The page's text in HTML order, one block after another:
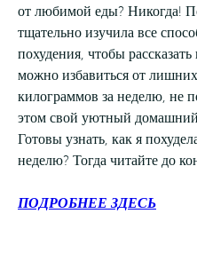
от любимой еды? Никогда!
тщательно изучила все
похудения, чтобы рассказать
можно избавиться от лишних
килограммов за неделю, не
этом свой уютный
Готовы узнать, как я
неделю? Тогда читайте до
ПОДРОБНЕЕ ЗДЕСЬ